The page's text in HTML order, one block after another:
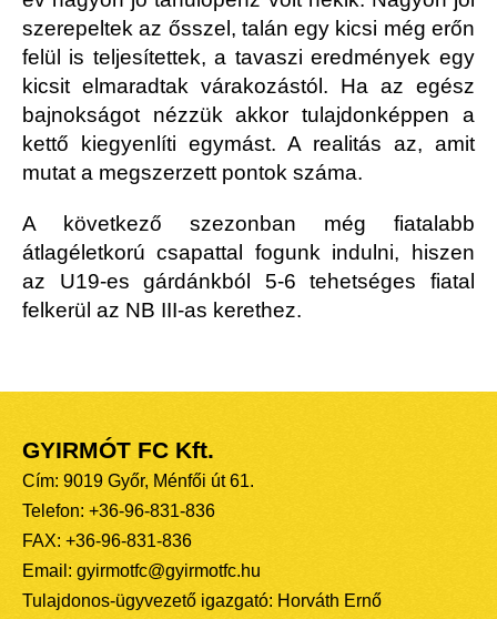
szerepeltek az ősszel, talán egy kicsi még erőn
felül is teljesítettek, a tavaszi eredmények egy
kicsit elmaradtak várakozástól. Ha az egész
bajnokságot nézzük akkor tulajdonképpen a
kettő kiegyenlíti egymást. A realitás az, amit
mutat a megszerzett pontok száma.
A következő szezonban még fiatalabb
átlagéletkorú csapattal fogunk indulni, hiszen
az U19-es gárdánkból 5-6 tehetséges fiatal
felkerül az NB III-as kerethez.
GYIRMÓT FC Kft.
Cím: 9019 Győr, Ménfői út 61.
Telefon: +36-96-831-836
FAX: +36-96-831-836
Email: gyirmotfc@gyirmotfc.hu
Tulajdonos-ügyvezető igazgató: Horváth Ernő